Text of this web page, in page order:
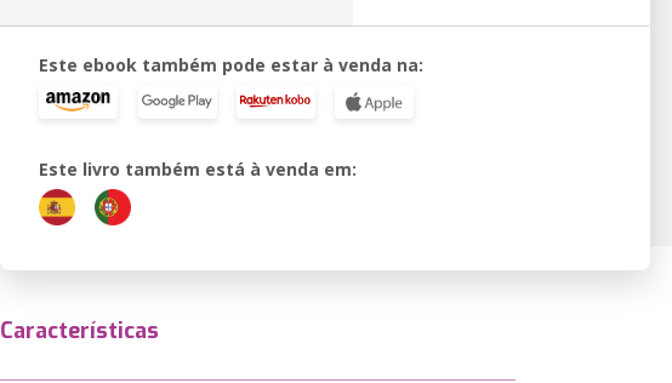
Este ebook também pode estar à venda na:
Este livro também está à venda em:
Características